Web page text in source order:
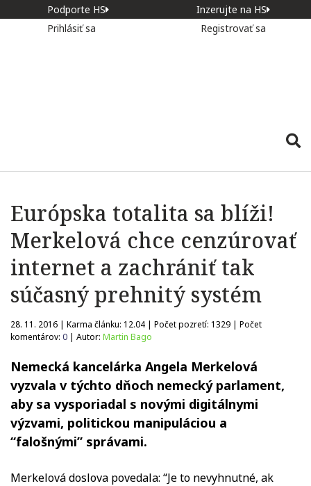
Podporte HS
Inzerujte na HS
Prihlásiť sa
Registrovať sa
Európska totalita sa blíži!
Merkelová chce cenzúrovať
internet a zachrániť tak
súčasný prehnitý systém
28. 11. 2016 | Karma článku: 12.04 | Počet pozretí: 1329 | Počet
komentárov: 0 | Autor: Martin Bago
Nemecká kancelárka Angela Merkelová
vyzvala v týchto dňoch nemecký parlament,
aby sa vysporiadal s novými digitálnymi
výzvami, politickou manipuláciou a
“falošnými” správami.
Merkelová doslova povedala: “Je to nevyhnutné, ak